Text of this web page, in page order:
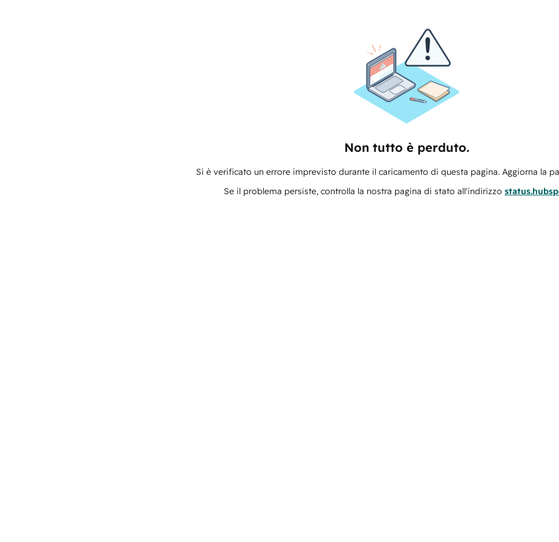
Non tutto è perduto.
Si è verificato un errore imprevisto durante il caricamento di questa pagina. Aggiorna la
Se il problema persiste, controlla la nostra pagina di stato all'indirizzo